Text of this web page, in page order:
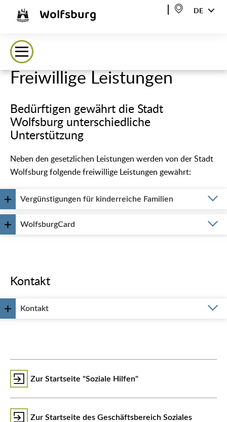
Wolfsburg DE
Freiwillige Leistungen
Bedürftigen gewährt die Stadt
Wolfsburg unterschiedliche
Unterstützung
Neben den gesetzlichen Leistungen werden von der Stadt
Wolfsburg folgende freiwillige Leistungen gewährt:
Vergünstigungen für kinderreiche Familien
WolfsburgCard
Kontakt
Kontakt
Zur Startseite "Soziale Hilfen"
Zur Startseite des Geschäftsbereich Soziales